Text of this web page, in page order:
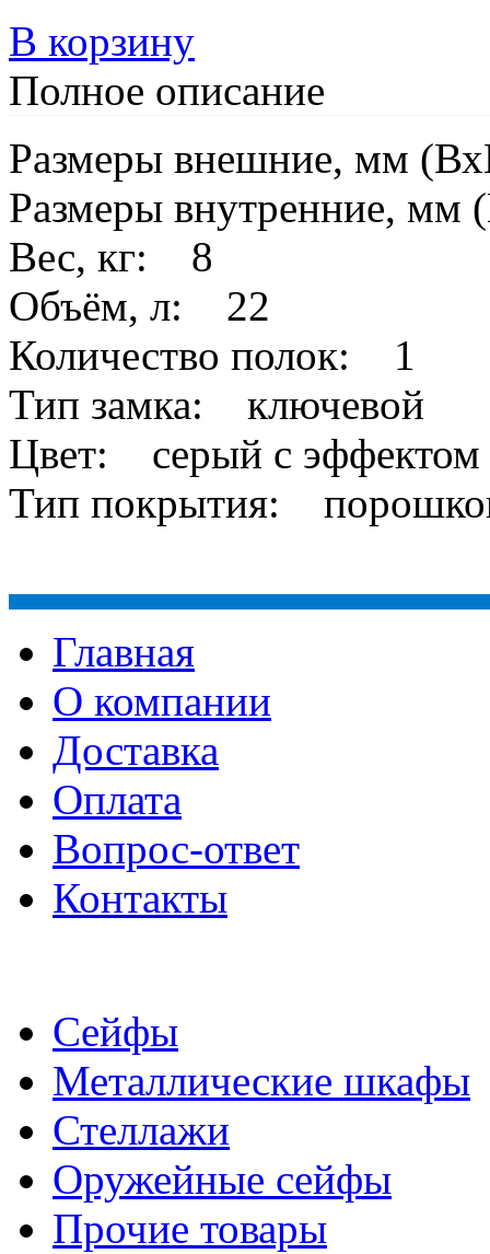
В корзину
Полное описание
Размеры внешние, мм
Размеры внутренние,
Вес, кг: 8
Объём, л: 22
Количество полок: 1
Тип замка: ключевой
Цвет: серый с эффектом
Тип покрытия:
Главная
О компании
Доставка
Оплата
Вопрос-ответ
Контакты
Сейфы
Металлические шкафы
Стеллажи
Оружейные сейфы
Прочие товары